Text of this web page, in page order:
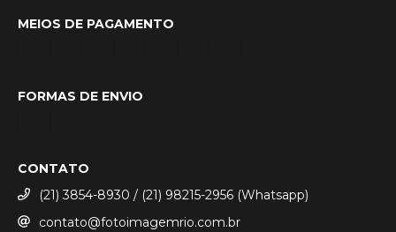
MEIOS DE PAGAMENTO
FORMAS DE ENVIO
CONTATO
(21) 3854-8930 / (21) 98215-2956 (Whatsapp)
contato@fotoimagemrio.com.br